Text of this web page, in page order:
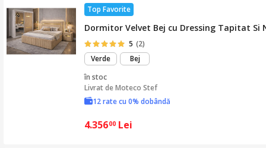
Top Favorite
Dormitor Velvet Bej cu Dressing Tapitat
5 (2)
Verde
Bej
în stoc
Livrat deMoteco Stef
12 rate cu 0% dobândă
4.35600 Lei